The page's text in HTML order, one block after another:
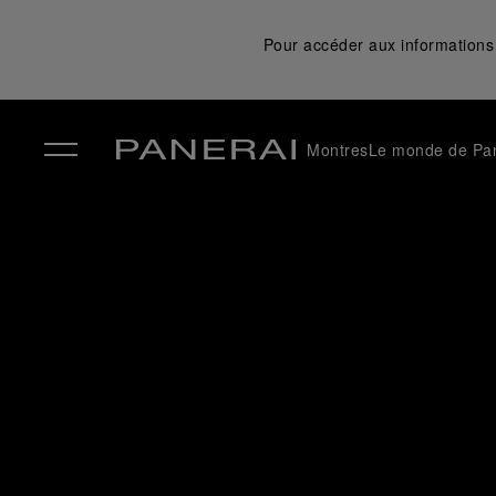
Pour accéder aux
MontresLe monde de